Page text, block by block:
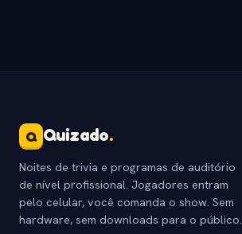
Q Quizado.
Noites de trivia e programas de auditório
de nível profissional. Jogadores entram
pelo celular, você comanda o show. Sem
hardware, sem downloads para o público.